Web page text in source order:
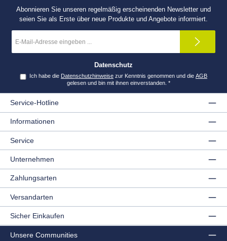
Abonnieren Sie unseren regelmäßig erscheinenden Newsletter und
seien Sie als Erste über neue Produkte und Angebote informiert.
Mail-
*
Datenschutz
Ich habe die Datenschutzhinweisezur Kenntnis genommen und die AGB
gelesen und bin mit ihnen einverstanden. *
Service-Hotline
Informationen
Service
Unternehmen
Zahlungsarten
Versandarten
Sicher Einkaufen
Unsere Communities